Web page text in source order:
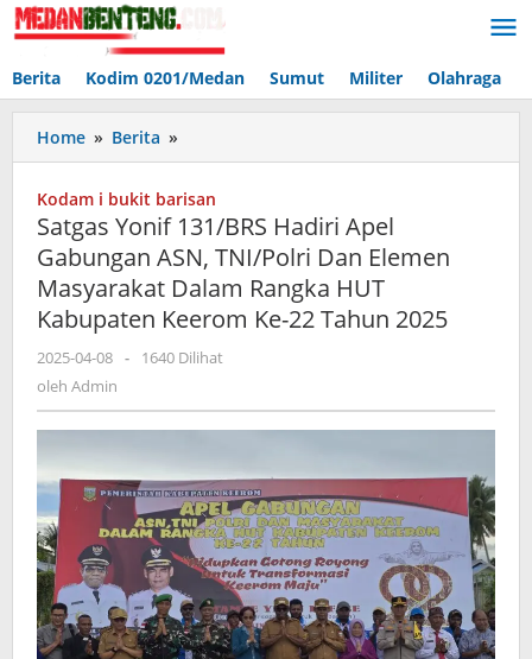
Lewati
ke
Berita Kodim 0201/Medan Sumut Militer Olahraga
Home » Berita »
Yonif
Hadiri
Apel
Gabungan
ASN,
TNI/Polri
Dan
Elemen
Dalam
Rangka
Kabupaten
Keerom
Ke-
22
Tahun
2025
Kodam i bukit barisan
Satgas Yonif 131/BRS Hadiri Apel
Gabungan ASN, TNI/Polri Dan Elemen
Masyarakat Dalam Rangka HUT
Kabupaten Keerom Ke-22 Tahun 2025
2025-04-08 oleh
-
1640 Dilihat
oleh Admin